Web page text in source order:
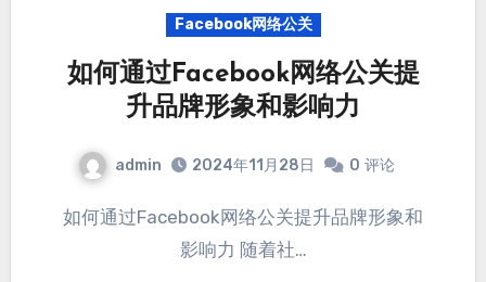
Facebook网络公关
如何通过Facebook网络公关提
升品牌形象和影响力
admin 2024年11月28日 0 评论
如何通过Facebook网络公关提升品牌形象和
影响力 随着社…